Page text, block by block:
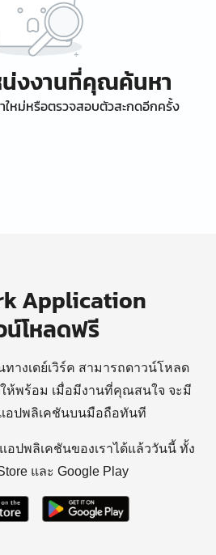
งงานที่คุณค้นหา
ใหม่หรือตรวจสอบตัวสะกดอีกครั้ง
Application
น์โหลดฟรี
างเดย์เวิร์ค สามารถดาวน์โหลด
ห้พร้อม เมื่อมีงานที่คุณสนใจ จะมี
อปพลิเคชันบนมือถือทันที
แอปพลิเคชันของเราได้แล้ววันนี้ ทั้ง
และ Google Play